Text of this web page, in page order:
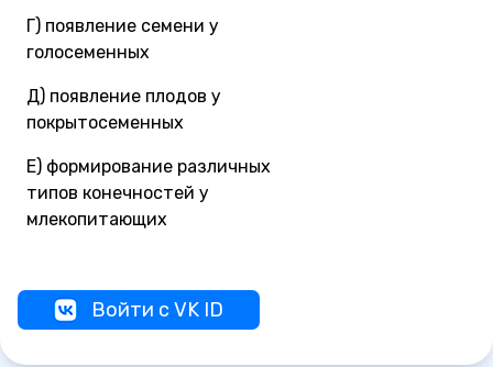
Г) появление семени у
голосеменных
Д) появление плодов у
покрытосеменных
Е) формирование различных
типов конечностей у
млекопитающих
Войти с VK ID